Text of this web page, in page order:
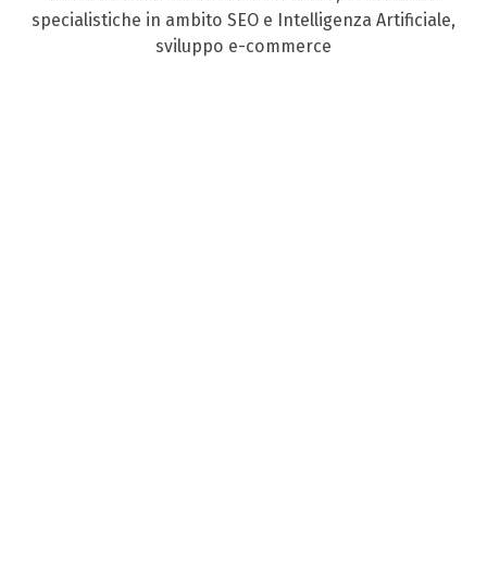
specialistiche in ambito SEO e Intelligenza Artificiale,
sviluppo e-commerce